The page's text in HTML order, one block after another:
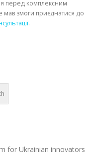
перед комплексним
мав змоги приєднатися до
.
for Ukrainian innovators